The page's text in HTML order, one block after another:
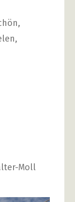
,
,
Moll